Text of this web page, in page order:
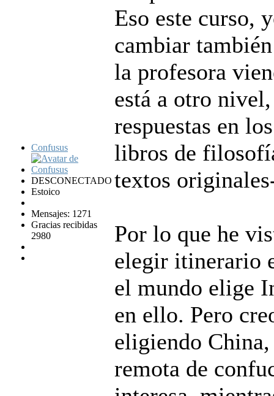
Confusus
DESCONECTADO
Estoico
Mensajes: 1271
Gracias recibidas
2980
Eso este curso,
cambiar
la profesora
está a otro
respuestas en
libros de
textos
Por lo que he
elegir itinerario
el mundo elige
en ello. Pero
eligiendo
remota de